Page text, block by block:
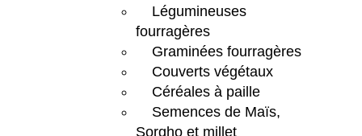
Légumineuses
fourragères
Graminées fourragères
Couverts végétaux
Céréales à paille
Semences de Maïs,
Sorgho et millet